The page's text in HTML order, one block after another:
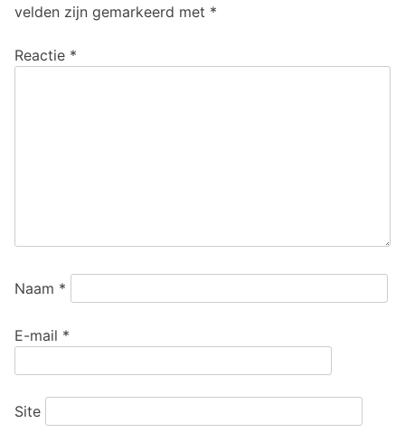
velden zijn gemarkeerd met *
Reactie *
Naam *
E-mail *
Site